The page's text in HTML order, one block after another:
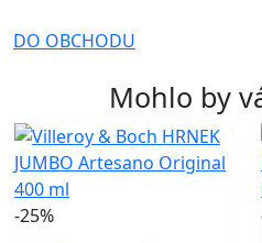
DO OBCHODU
Mohlo by
-25%